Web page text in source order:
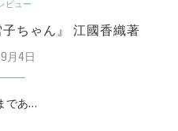
ビュー
ちゃん』 江國香織著
月4日
であ…